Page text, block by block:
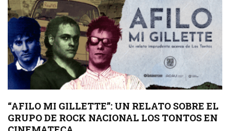
“AFILO MI GILLETTE”: UN RELATO SOBRE EL
GRUPO DE ROCK NACIONAL LOS TONTOS EN